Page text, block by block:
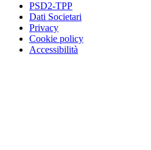
PSD2-TPP
Dati Societari
Privacy
Cookie policy
Accessibilità